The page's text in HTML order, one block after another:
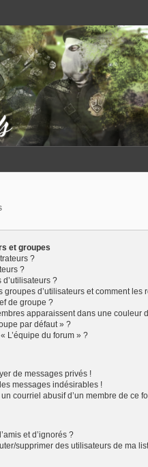
et groupes
?
?
?
groupes d’utilisateurs et comment les
de groupe ?
apparaissent dans une couleur
par défaut » ?
L’équipe du forum » ?
de messages privés !
messages indésirables !
courriel abusif d’un membre de ce
et d’ignorés ?
supprimer des utilisateurs de ma